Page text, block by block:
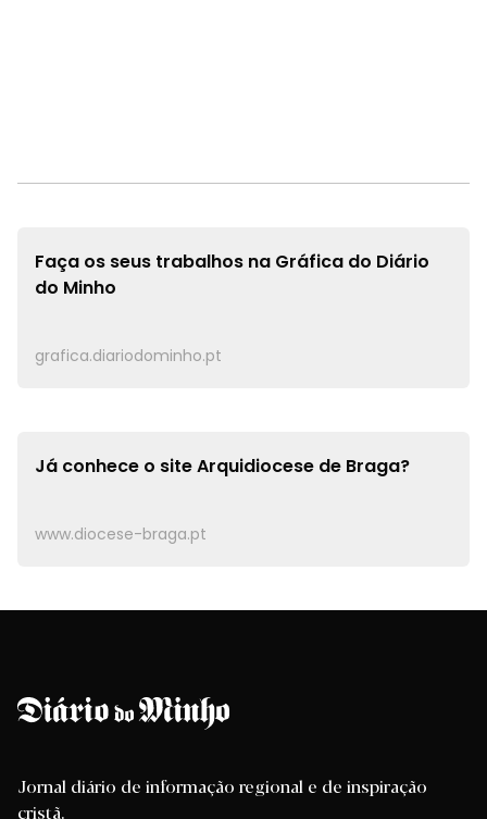
Faça os seus trabalhos na Gráfica do Diário
do Minho
grafica.diariodominho.pt
Já conhece o siteArquidiocese de Braga?
www.diocese-braga.pt
Jornal diário de informação regional e de inspiração
cristã.